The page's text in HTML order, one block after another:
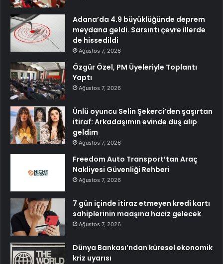
Adana’da 4.9 büyüklüğünde deprem
meydana geldi. Sarsıntı çevre illerde
de hissedildi
Ağustos 7, 2026
Özgür Özel, PM Üyeleriyle Toplantı
Yaptı
Ağustos 7, 2026
Ünlü oyuncu Selin Şekerci’den şaşırtan
itiraf: Arkadaşımın evinde duş alıp
geldim
Ağustos 7, 2026
Freedom Auto Transport’tan Araç
Nakliyesi Güvenliği Rehberi
Ağustos 7, 2026
7 gün içinde itiraz etmeyen kredi kartı
sahiplerinin maaşına haciz gelecek
Ağustos 7, 2026
Dünya Bankası’ndan küresel ekonomik
kriz uyarısı